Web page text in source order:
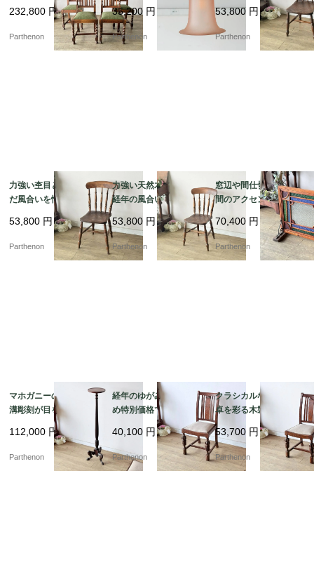
無垢材のツイストダイ
ニングチェア4脚セット
【c326】
232,800 円
Parthenon
ド。温かみのあるピン
クが空間を彩るペンダ
ントライト【ls216-7】
35,200 円
Parthenon
ラシカルな椅子。深み
のある重厚な色艶が空
間を引き締める、木製
キッチンチェア【c313
53,800 円
Parthenon
力強い杢目と時を刻ん
だ風合いを愉しむ、ク
ラシカルなダイニング
チェア。美しい挽き物
加工の背もたれが目を
惹く、木製カントリー
53,800 円
Parthenon
力強い天然木の木目と
経年の風合いを愉しむ
クラシカルな椅子。美
しい旋盤加工のスポン
ドルが映える木製キッ
チンチェア【c313-1】
53,800 円
Parthenon
窓辺や間仕切りに、空
間のアクセントとなる
美しい幾何学デザイ
ン。色鮮やかなテクス
チャガラスが彩る、木
枠付きステンドグラス
70,400 円
Parthenon
マホガニーの美しい縦
溝彫刻が目を惹く、空
間を優雅に彩るスリム
なフォルムの花台・ラ
ンプスタンド【fo15
112,000 円
Parthenon
経年のゆがみがあるた
め特別価格でのご案
内。バルボスレッグが
映えるオーク材ダイニ
ングチェア【ds57-2】
40,100 円
Parthenon
クラシカルな書斎や食
卓を彩る木製椅子。優
美なバルボスレッグが
目を引くオーク材ダイ
ニングチェア【ds57-
1】
53,700 円
Parthenon